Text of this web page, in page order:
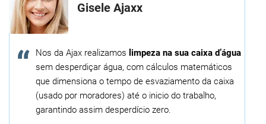
Gisele Ajaxx
Nos da Ajax realizamos limpeza na sua caixa d’água
sem desperdiçar água, com cálculos matemáticos
que dimensiona o tempo de esvaziamento da caixa
(usado por moradores) até o inicio do trabalho,
garantindo assim desperdício zero.